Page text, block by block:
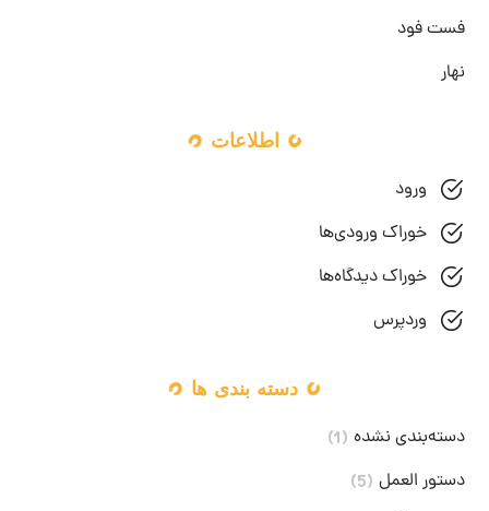
فست فود
نهار
اطلاعات
ورود
خوراک ورودی‌ها
خوراک دیدگاه‌ها
وردپرس
دسته بندی ها
دسته‌بندی نشده (1)
دستور العمل (5)